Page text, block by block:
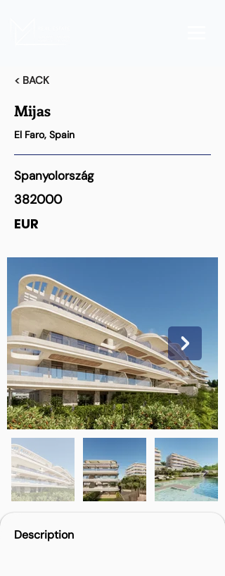
< BACK
Mijas
El Faro, Spain
Spanyolország
382000
EUR
Description